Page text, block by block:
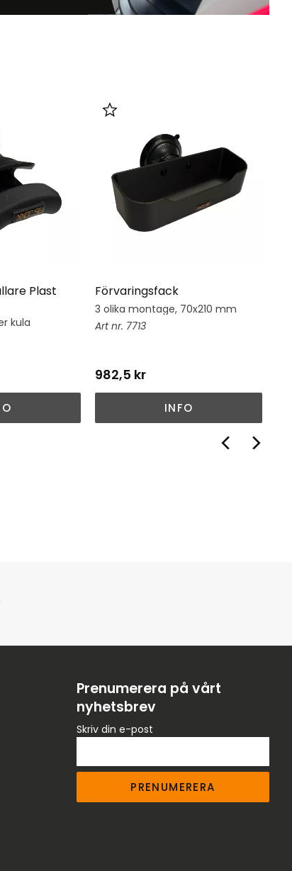
Plast
kula
Förvaringsfack
3 olika montage, 70x210 mm
7713
982,5 kr
Lägg till i favoriter
INFO
Prenumerera på vårt
nyhetsbrev
Skriv din e-post
PRENUMERERA